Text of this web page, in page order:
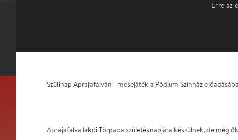
Erre az
Szülinap Aprajafalván - mesejáték a Pódium Színház
Aprajafalva lakói Törpapa születésnapjára készülnek, de még